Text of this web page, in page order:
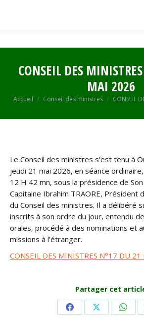
CONSEIL DES
MAI 2026
Vous êtes ici :
Accueil Conseil des ministres CONSEIL
Le Conseil des ministres s’est tenu à
jeudi 21 mai 2026, en séance
12 H 42 mn, sous la présidence de
Capitaine Ibrahim TRAORE, Président
du Conseil des ministres. Il a délibéré
inscrits à son ordre du jour, entendu
orales, procédé à des nominations et
missions à l’étranger.
CONSEIL DES MINISTRES N°17 DU
Partager cet
Share Share Share